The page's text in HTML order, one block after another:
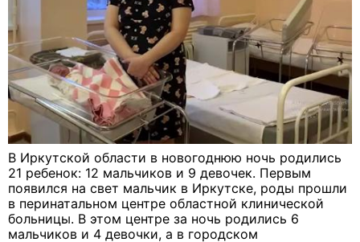
В Иркутской области в новогоднюю ночь родились
21 ребенок: 12 мальчиков и 9 девочек. Первым
появился на свет мальчик в Иркутске, роды прошли
в перинатальном центре областной клинической
больницы. В этом центре за ночь родились 6
мальчиков и 4 девочки, а в городском